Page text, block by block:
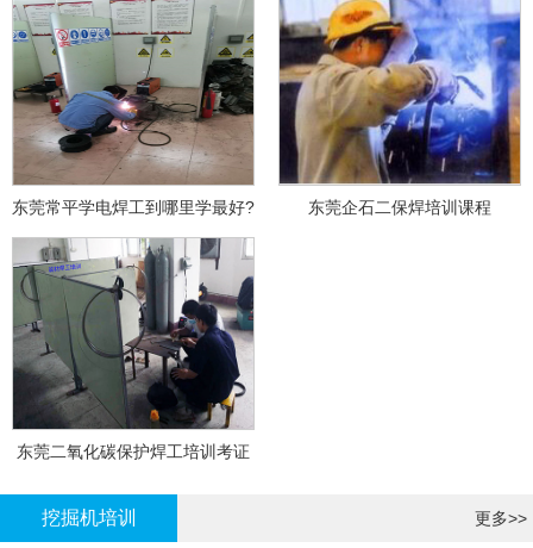
东莞常平学电焊工到哪里学最好? 东莞企石二保焊培训课程
东莞二氧化碳保护焊工培训考证
挖掘机培训 更多>>